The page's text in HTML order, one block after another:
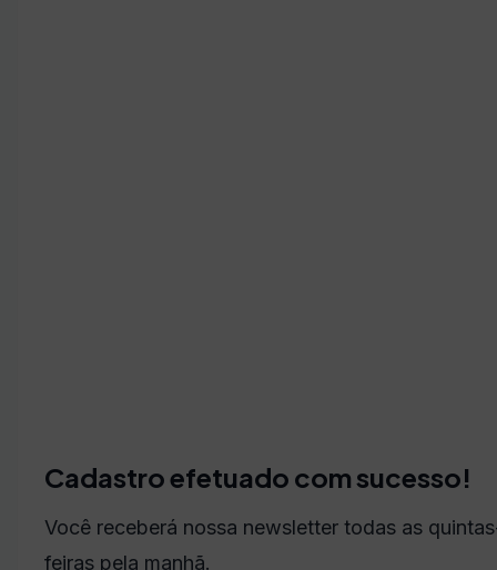
Cadastro efetuado com sucesso!
Você receberá nossa newsletter todas as
feiras pela manhã.